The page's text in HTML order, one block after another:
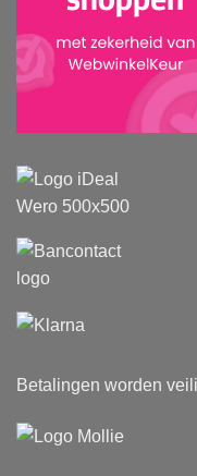
Betalingen worden